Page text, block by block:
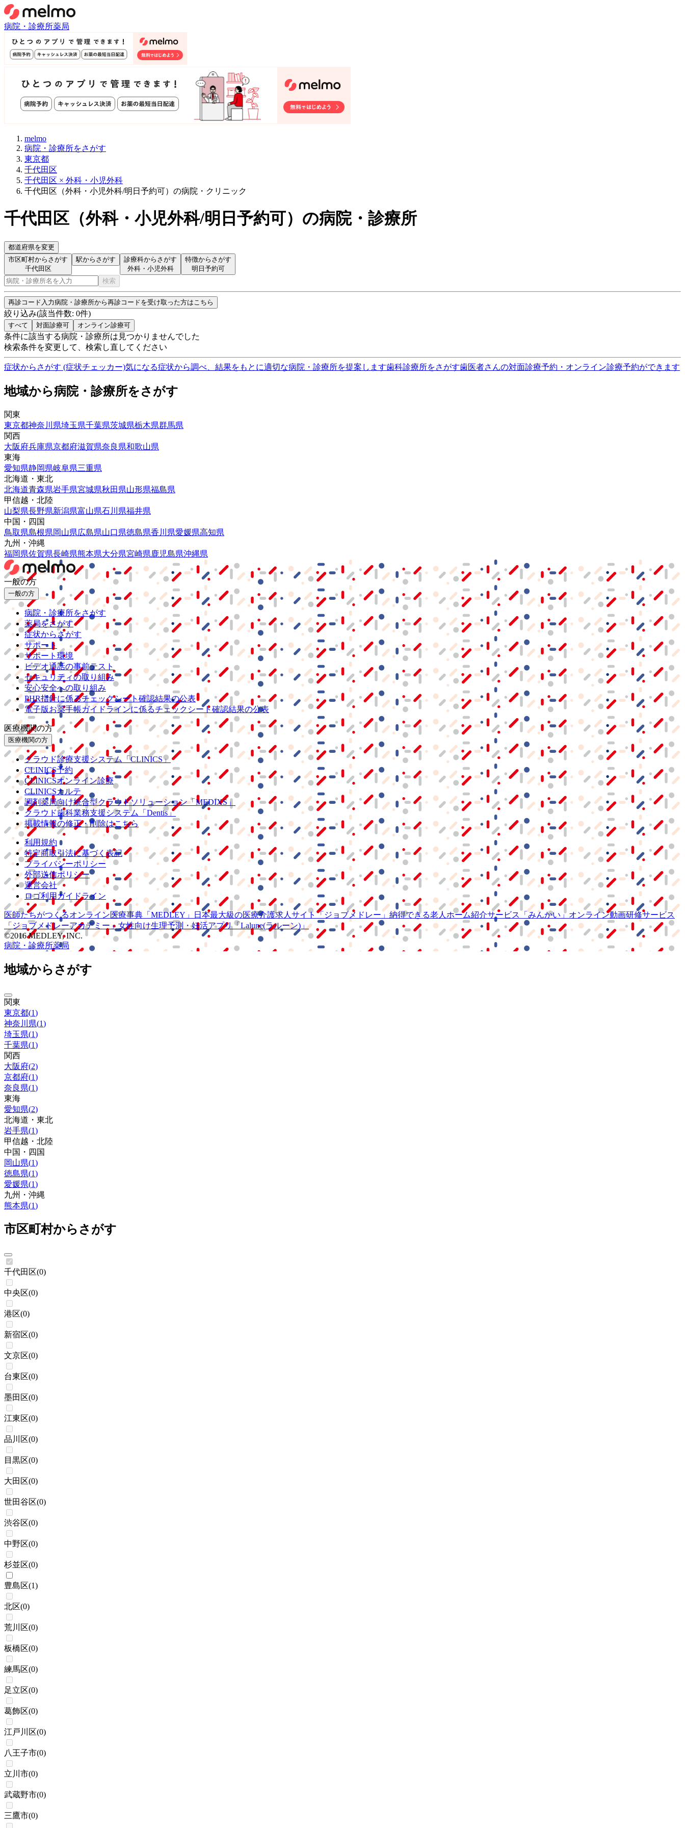
病院・診療所薬局
melmo
病院・診療所をさがす
東京都
千代田区
千代田区 × 外科・小児外科
千代田区（外科・小児外科/明日予約可）の病院・クリニック
千代田区 （外科・小児外科/明日予約可） の病院・診療所
都道府県を変更
市区町村からさがす
千代田区
駅からさがす
診療科からさがす
外科・小児外科
特徴からさがす
明日予約可
検索
再診コード入力病院・診療所から再診コードを受け取った方はこちら
絞り込み(該当件数: 0件)
すべて 対面診療可 オンライン診療可
条件に該当する病院・診療所は見つかりませんでした
検索条件を変更して、検索し直してください
症状からさがす (症状チェッカー)気になる症状から調べ、結果をもとに適切な病院・診療所を提案します歯科診療所をさがす歯医者さんの対面診療予約・オンライン診療予約ができます
地域から病院・診療所をさがす
関東
東京都神奈川県埼玉県千葉県茨城県栃木県群馬県
関西
大阪府兵庫県京都府滋賀県奈良県和歌山県
東海
愛知県静岡県岐阜県三重県
北海道・東北
北海道青森県岩手県宮城県秋田県山形県福島県
甲信越・北陸
山梨県長野県新潟県富山県石川県福井県
中国・四国
鳥取県島根県岡山県広島県山口県徳島県香川県愛媛県高知県
九州・沖縄
福岡県佐賀県長崎県熊本県大分県宮崎県鹿児島県沖縄県
一般の方
一般の方
病院・診療所をさがす
薬局をさがす
症状からさがす
サポート
サポート環境
ビデオ通話の事前テスト
セキュリティの取り組み
安心安全への取り組み
PHR指針に係るチェックシート確認結果の公表
電子版お薬手帳ガイドラインに係るチェックシート確認結果の公表
医療機関の方
医療機関の方
クラウド診療支援システム
「CLINICS」
CLINICS予約
CLINICSオンライン診療
CLINICSカルテ
調剤薬局向け統合型クラウドソリューション「MEDIXS」
クラウド歯科業務支援システム
「Dentis」
掲載情報の修正・削除はこちら
利用規約
特定商取引法に基づく表記
プライバシーポリシー
外部送信ポリシー
運営会社
ロゴ利用ガイドライン
医師たちがつくるオンライン医療事典 「MEDLEY」 日本最大級の医療介護求人サイト 「ジョブメドレー」 納得できる老人ホーム紹介サービス 「みんかい」 オンライン動画研修サービス
「ジョブメドレーアカデミー」 女性向け生理予測・妊活アプリ「Lalune(ラルーン)」
©2016 MEDLEY, INC.
病院・診療所薬局
地域からさがす
関東
東京都(1)
神奈川県(1)
埼玉県(1)
千葉県(1)
関西
大阪府(2)
京都府(1)
奈良県(1)
東海
愛知県(2)
北海道・東北
岩手県(1)
甲信越・北陸
中国・四国
岡山県(1)
徳島県(1)
愛媛県(1)
九州・沖縄
熊本県(1)
市区町村からさがす
千代田区(0)
中央区(0)
港区(0)
新宿区(0)
文京区(0)
台東区(0)
墨田区(0)
江東区(0)
品川区(0)
目黒区(0)
大田区(0)
世田谷区(0)
渋谷区(0)
中野区(0)
杉並区(0)
豊島区(1)
北区(0)
荒川区(0)
板橋区(0)
練馬区(0)
足立区(0)
葛飾区(0)
江戸川区(0)
八王子市(0)
立川市(0)
武蔵野市(0)
三鷹市(0)